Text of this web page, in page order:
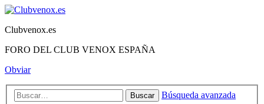
Clubvenox.es
FORO DEL CLUB VENOX ESPAÑA
Obviar
Buscar Búsqueda avanzada